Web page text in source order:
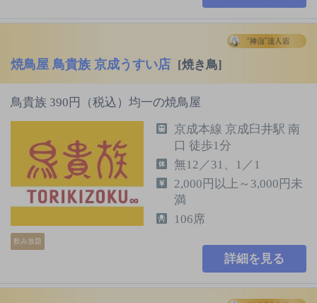
焼鳥屋 鳥貴族 京成うすい店 [焼き鳥]
鳥貴族 390円（税込）均一の焼鳥屋
飲み放題
京成本線 京成臼井駅 南
口 徒歩1分
無12／31、1／1
2,000円以上～3,000円未
満
106席
詳細を見る